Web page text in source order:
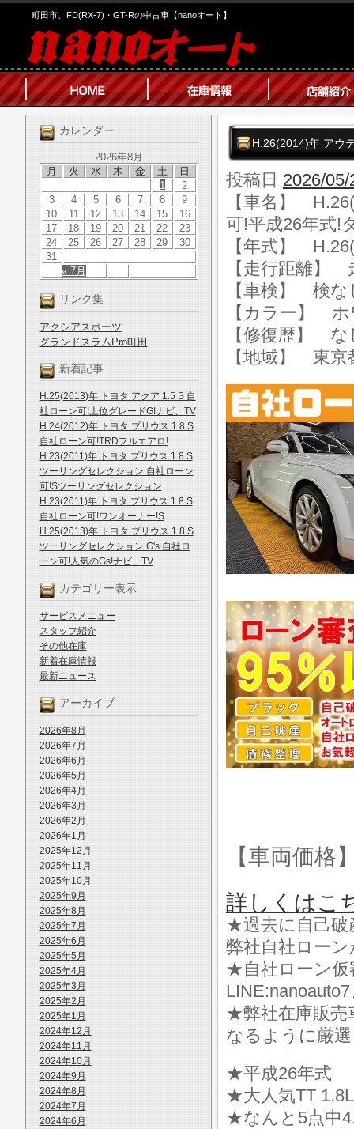
町田市、FD(RX-7)・GT-Rの中古車【nanoオート】
カレンダー
2026年8月
月
火 水 木 金 土 日
« 7月
1
2
3
4 5 6 7 8
9
10
11 12 13 14 15
16
17
18 19 20 21 22
23
24
25 26 27 28 29
30
31
リンク集
アクシアスポーツ
グランドスラムPro町田
新着記事
H.25(2013)年 トヨタ アクア 1.5 S 自
社ローン可!上位グレードG!ナビ、TV
H.24(2012)年 トヨタ プリウス 1.8 S
自社ローン可!TRDフルエアロ!
H.23(2011)年 トヨタ プリウス 1.8 S
ツーリングセレクション 自社ローン
可!Sツーリングセレクション
H.23(2011)年 トヨタ プリウス 1.8 S
自社ローン可!ワンオーナー!S
H.25(2013)年 トヨタ プリウス 1.8 S
ツーリングセレクション G's 自社ロ
ーン可!人気のGs!ナビ、TV
カテゴリー表示
サービスメニュー
スタッフ紹介
その他在庫
新着在庫情報
最新ニュース
アーカイブ
2026年8月
2026年7月
2026年6月
2026年5月
2026年4月
2026年3月
2026年2月
2026年1月
2025年12月
2025年11月
2025年10月
2025年9月
2025年8月
2025年7月
2025年6月
2025年5月
2025年4月
2025年3月
2025年2月
2025年1月
2024年12月
2024年11月
2024年10月
2024年9月
2024年8月
2024年7月
2024年6月
H.26(2014)年 アウ
投稿日 2026/05/
【車名】
可!平成26年式!
【年式】
【走行距離】
【車検】 検な
【カラー】
【修復歴】 な
【地域】 東京
【車両価格
詳しくはこ
★過去に自己破
弊社自社ロー
★自社ローン仮
★弊社在庫販売
なるように厳
★平成26年式
★大人気TT
★なんと5点中